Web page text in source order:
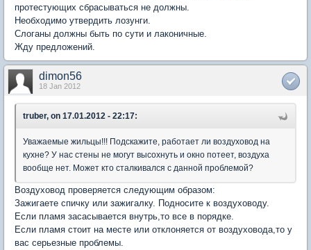
протестующих сбрасываться не должны.
Необходимо утвердить лозунги.
Слоганы должны быть по сути и лаконичные.
Жду предложений.
dimon56
18 Jan 2012
truber, on 17.01.2012 - 22:17:
Уважаемые жильцы!!! Подскажите, работает ли воздуховод на
кухне? У нас стены не могут высохнуть и окно потеет, воздуха
вообще нет. Может кто сталкивался с данной проблемой?
Воздуховод проверяется следующим образом:
Зажигаете спичку или зажигалку. Подносите к воздуховоду.
Если пламя засасывается внутрь,то все в порядке.
Если пламя стоит на месте или отклоняется от воздуховода,то у
вас серьезные проблемы.